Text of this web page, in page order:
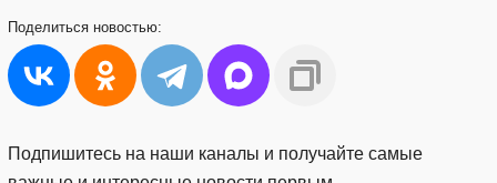
Поделиться новостью:
Подпишитесь на наши каналы и получайте самые